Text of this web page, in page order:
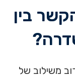
בין
משילוב של